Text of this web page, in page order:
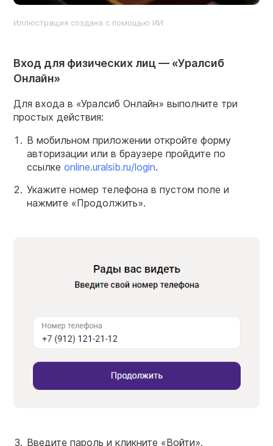
Иллюстрация создана с помощью ИИ
Вход для физических лиц — «Уралсиб
Онлайн»
Для входа в «Уралсиб Онлайн» выполните три
простых действия:
В мобильном приложении откройте форму
авторизации или в браузере пройдите по
ссылке online.uralsib.ru/login.
Укажите номер телефона в пустом поле и
нажмите «Продолжить».
Введите пароль и кликните «Войти».